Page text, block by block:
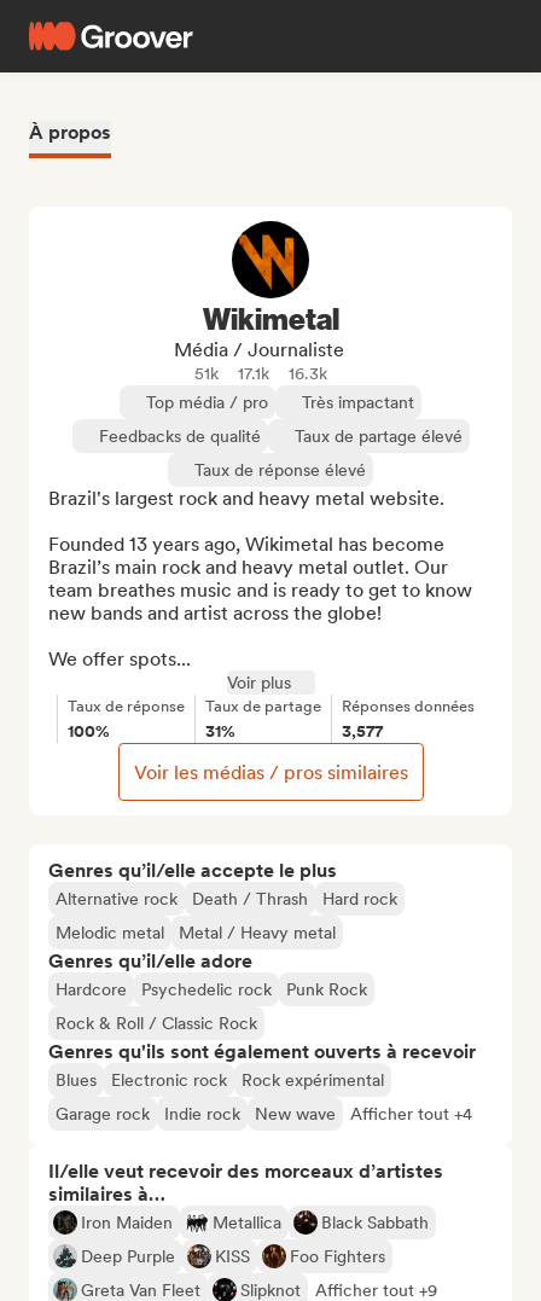
À propos
Genres qu’il/elle accepte le plus
Alternative rock Death / Thrash
Hard rock
Melodic metal
Metal / Heavy metal
Genres qu’il/elle adore
Hardcore Psychedelic rock
Punk Rock
Rock & Roll / Classic Rock
Genres qu'ils sont également ouverts à recevoir
Blues Electronic rock
Rock expérimental
Garage rock
Indie rock New wave Afficher tout +4
Il/elle veut recevoir des morceaux d’artistes
similaires à…
Iron Maiden Metallica
Black Sabbath
Deep Purple
KISS
Foo Fighters
Greta Van Fleet
Slipknot Afficher tout +9
Wikimetal
Média / Journaliste
51k 17.1k
16.3k
Top média / pro
Très impactant
Feedbacks de qualité
Taux de partage élevé
Taux de réponse élevé
Brazil's largest rock and heavy metal website.
Founded 13 years ago, Wikimetal has become
Brazil’s main rock and heavy metal outlet. Our
team breathes music and is ready to get to know
new bands and artist across the globe!
We offer spots...
Voir plus
Taux de réponse
100%
Taux de partage
31%
Réponses données
3,577
Voir les médias / pros similaires